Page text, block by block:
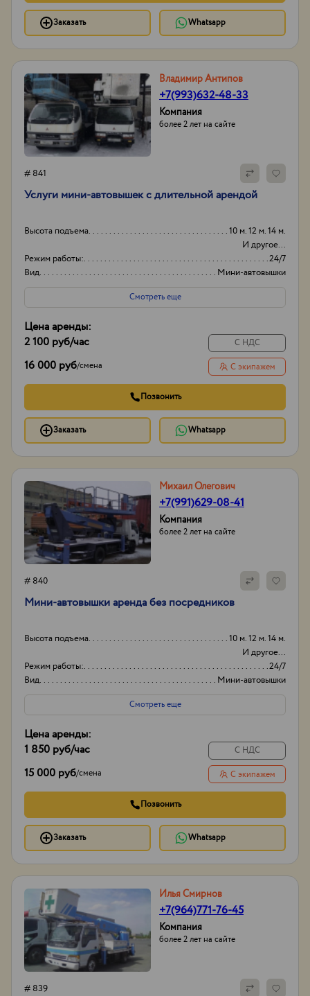
Заказать Whatsapp
Владимир Антипов
+7(993)632-48-33
Компания
более 2 лет на сайте
# 841
Услуги мини-автовышек с длительной арендой
Высота подъема
10 м. 12 м. 14 м.
И другое...
Режим работы:
24/7
Вид
Мини-автовышки
Высота вышки
16м
Смотреть еще
Цена аренды:
2 100 руб/час
16 000 руб/смена
С НДС
С экипажем
Позвонить
Заказать Whatsapp
Михаил Олегович
+7(991)629-08-41
Компания
более 2 лет на сайте
# 840
Мини-автовышки аренда без посредников
Высота подъема
10 м. 12 м. 14 м.
И другое...
Режим работы:
24/7
Вид
Мини-автовышки
Высота вышки
17м
Смотреть еще
Цена аренды:
1 850 руб/час
15 000 руб/смена
С НДС
С экипажем
Позвонить
Заказать Whatsapp
Илья Смирнов
+7(964)771-76-45
Компания
более 2 лет на сайте
# 839